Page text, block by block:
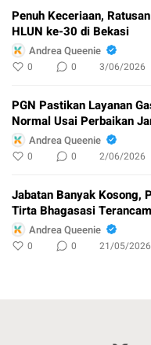
Penuh Keceriaan,
HLUN ke-30 di Bekasi
Andrea Queenie
0 0 3/06/2026
PGN Pastikan Layanan
Normal Usai Perbaikan
Andrea Queenie
0 0 2/06/2026
Jabatan Banyak Kosong,
Tirta Bhagasasi
Andrea Queenie
0 0 21/05/2026